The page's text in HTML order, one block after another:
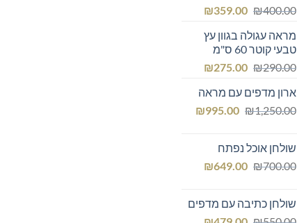
₪400.00
המחיר
היה:
₪400.00.
₪359.00
המחיר
הוא:מראה עגולה בגוון עץ
טבעי קוטר 60 ס"מ
₪290.00
המחיר
היה:
₪290.00.
₪275.00
המחיר
הוא:
₪275.00.
ארון מדפים עם מראה
₪1,250.00
המחיר
₪1,250.00.
₪995.00
המחיר
שולחן אוכל נפתח
₪700.00
המחיר
₪700.00.
₪649.00
המחיר
₪649.00.שולחן כתיבה עם מדפים